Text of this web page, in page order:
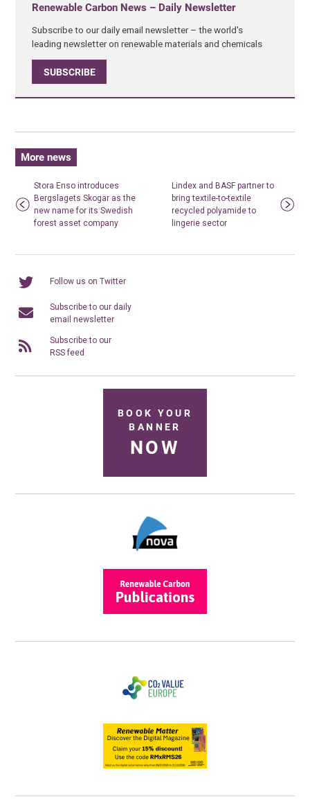
Renewable Carbon News – Daily Newsletter
Subscribe to our daily email newsletter – the world's
leading newsletter on renewable materials and chemicals
SUBSCRIBE
More news
Stora Enso introduces
Bergslagets Skogar as the
new name for its Swedish
forest asset company
Lindex and BASF partner to
bring textile-­to­-textile
recycled polyamide to
lingerie sector
Follow us on Twitter
Subscribe to our daily
email newsletter
Subscribe to our
RSS feed
BOOK YOUR
BANNER
NOW